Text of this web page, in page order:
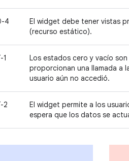
4
El widget debe tener vistas
(recurso estático).
1
Los estados cero y vacío
proporcionan una llamada a
usuario aún no accedió.
2
El widget permite a los
espera que los datos se